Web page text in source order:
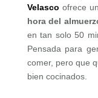
Velasco ofrece
hora del
en tan solo 50
Pensada para
comer, pero que
bien cocinados.